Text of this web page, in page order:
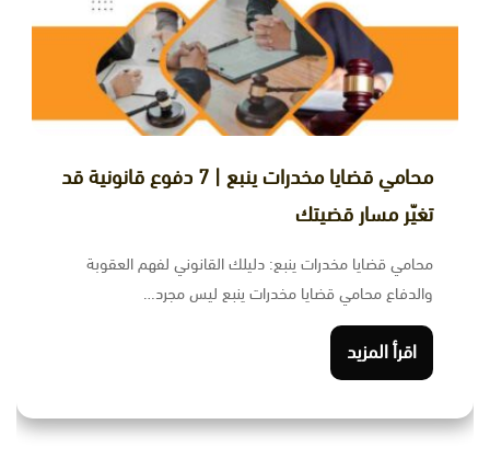
محامي قضايا مخدرات ينبع | 7 دفوع قانونية قد
تغيّر مسار قضيتك
محامي قضايا مخدرات ينبع: دليلك القانوني لفهم العقوبة
والدفاع محامي قضايا مخدرات ينبع ليس مجرد…
اقرأ المزيد